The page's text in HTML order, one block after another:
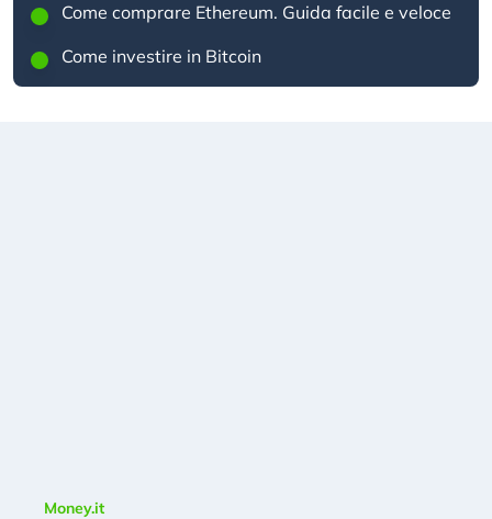
Come comprare Ethereum. Guida facile e veloce
Come investire in Bitcoin
Money.it